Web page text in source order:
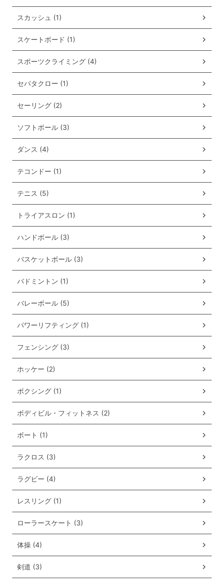
スカッシュ (1)
スケートボード (1)
スポーツクライミング (4)
セパタクロー (1)
セーリング (2)
ソフトボール (3)
ダンス (4)
テコンドー (1)
テニス (5)
トライアスロン (1)
ハンドボール (3)
バスケットボール (3)
バドミントン (1)
バレーボール (5)
パワーリフティング (1)
フェンシング (3)
ホッケー (2)
ボクシング (1)
ボディビル・フィットネス (2)
ボート (1)
ラクロス (3)
ラグビー (4)
レスリング (1)
ローラースケート (3)
体操 (4)
剣道 (3)